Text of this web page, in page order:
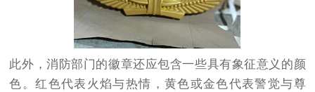
此外，消防部门的徽章还应包含一些具有象征意义的颜
色。红色代表火焰与热情，黄色或金色代表警觉与尊